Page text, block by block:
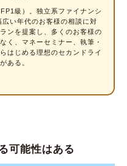
らえなかったら、ど
的支援
がある。産休中の収
FP1級）。独立系ファイナンシ
い年代のお客様の相談に対
ンを提案し、多くのお客様の
く、マネーセミナー、執筆・
はじめる理想のセカンドライ
ある。
可能性はある